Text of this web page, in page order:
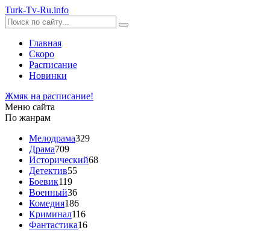
Turk-Tv-Ru.info
Главная
Скоро
Расписание
Новинки
Жмяк на расписание!
Меню сайта
По жанрам
Мелодрама329
Драма709
Исторический68
Детектив55
Боевик119
Военный36
Комедия186
Криминал116
Фантастика16